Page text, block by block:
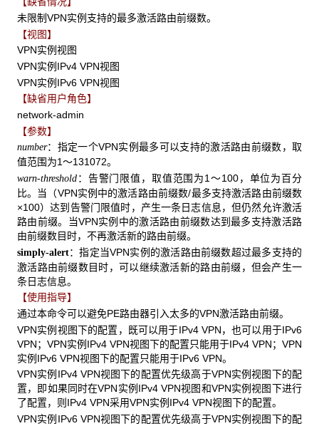
未限制VPN实例支持的最多激活路由前缀数。
【视图】
VPN实例视图
VPN实例IPv4 VPN视图
VPN实例IPv6 VPN视图
【缺省用户角色】
network-admin
【参数】
number：指定一个VPN实例最多可以支持的激活路由前缀数，取
值范围为1～131072。
warn-threshold ：告警门限值，取值范围为1～100，单位为百分
比。当（VPN实例中的激活路由前缀数/最多支持激活路由前缀数
×100）达到告警门限值时，产生一条日志信息，但仍然允许激活
路由前缀。当VPN实例中的激活路由前缀数达到最多支持激活路
由前缀数目时，不再激活新的路由前缀。
simply-alert：指定当VPN实例的激活路由前缀数超过最多支持的
激活路由前缀数目时，可以继续激活新的路由前缀，但会产生一
条日志信息。
【使用指导】
通过本命令可以避免PE路由器引入太多的VPN激活路由前缀。
VPN实例视图下的配置，既可以用于IPv4 VPN，也可以用于IPv6
VPN；VPN实例IPv4 VPN视图下的配置只能用于IPv4 VPN；VPN
实例IPv6 VPN视图下的配置只能用于IPv6 VPN。
VPN实例IPv4 VPN视图下的配置优先级高于VPN实例视图下的配
置，即如果同时在VPN实例IPv4 VPN视图和VPN实例视图下进行
了配置，则IPv4 VPN采用VPN实例IPv4 VPN视图下的配置。
VPN实例IPv6 VPN视图下的配置优先级高于VPN实例视图下的配